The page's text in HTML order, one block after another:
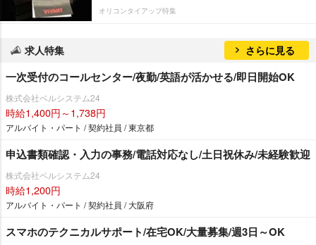
オリコンタイアップ特集
求人特集 さらに見る
一次受付のコールセンター/夜勤/英語が活かせる/即日開始OK
株式会社ベルシステム24
時給1,400円～1,738円
アルバイト・パート / 契約社員 / 東京都
申込書類確認・入力の事務/電話対応なし/土日祝休み/未経験歓迎
株式会社ベルシステム24
時給1,200円
アルバイト・パート / 契約社員 / 大阪府
スマホのテクニカルサポート/在宅OK/大量募集/週3日～OK